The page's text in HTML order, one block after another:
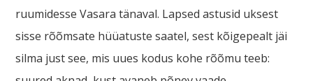
ruumidesse Vasara tänaval. Lapsed astusid uksest
sisse rõõmsate hüüatuste saatel, sest kõigepealt jäi
silma just see, mis uues kodus kohe rõõmu teeb: